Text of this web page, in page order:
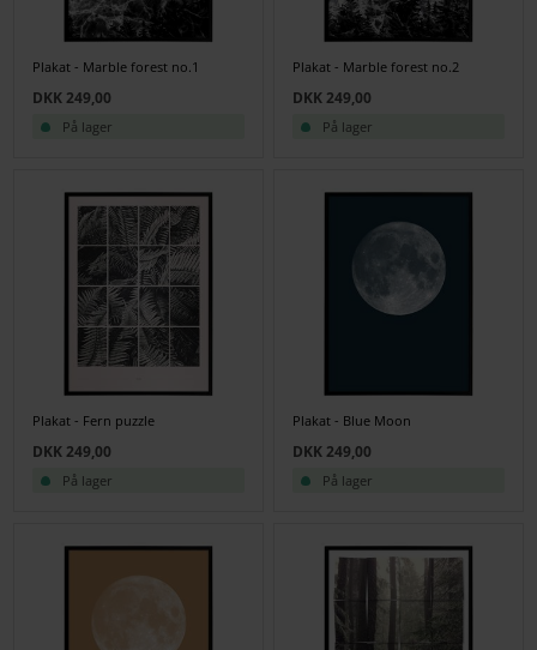
Plakat - Marble forest no.1
DKK 249,00
På lager
Plakat - Marble forest no.2
DKK 249,00
På lager
Plakat - Fern puzzle
DKK 249,00
På lager
Plakat - Blue Moon
DKK 249,00
På lager